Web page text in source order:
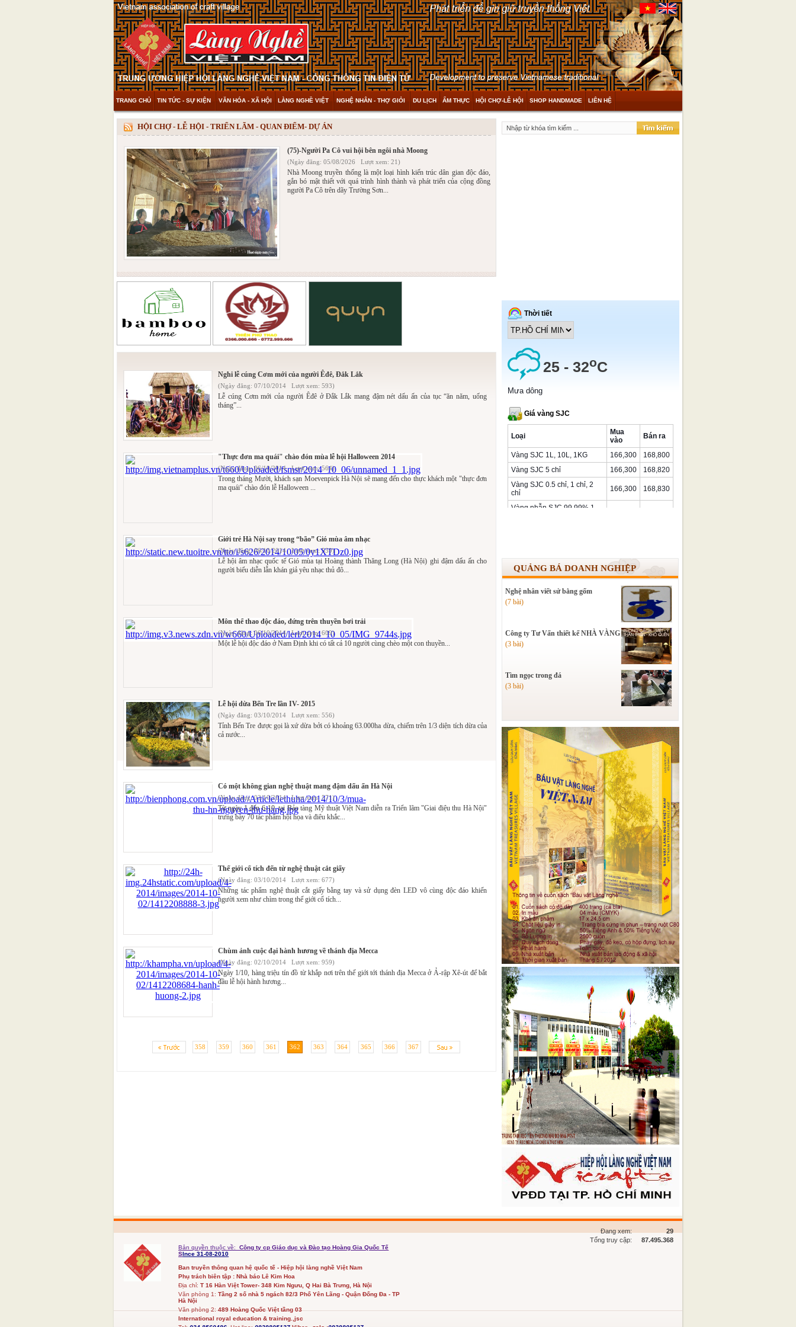
TRANG CHỦ TIN TỨC - SỰ KIỆN VĂN HÓA - XÃ HỘI LÀNG NGHỀ VIỆT NGHỆ NHÂN - THỢ GIỎI DU LỊCH ẨM THỰC HỘI CHỢ-LỄ HỘI SHOP HANDMADE LIÊN HỆ
THAM KHẢO & KHÁM PHÁ VIDEO
HỘI CHỢ - LỄ HỘI - TRIỂN LÃM - QUAN ĐIỂM- DỰ ÁN
(75)-Người Pa Cô vui hội bên ngôi nhà Moong
(Ngày đăng: 05/08/2026 Lượt xem: 21)
Nhà Moong truyền thống là một loại hình kiến trúc dân gian độc đáo,
gắn bó mật thiết với quá trình hình thành và phát triển của cộng đồng
người Pa Cô trên dãy Trường Sơn...
Nghi lễ cúng Cơm mới của người Êđê, Đắk Lắk
(Ngày đăng: 07/10/2014 Lượt xem: 593)
Lễ cúng Cơm mới của người Êđê ở Đắk Lắk mang đậm nét dấu ấn của tục “ăn năm, uống
tháng”...
"Thực đơn ma quái" chào đón mùa lễ hội Halloween 2014
(Ngày đăng: 06/10/2014 Lượt xem: 564)
Trong tháng Mười, khách sạn Moevenpick Hà Nội sẽ mang đến cho thực khách một "thực đơn
ma quái" chào đón lễ Halloween ...
Giới trẻ Hà Nội say trong “bão” Gió mùa âm nhạc
(Ngày đăng: 06/10/2014 Lượt xem: 559)
Lễ hội âm nhạc quốc tế Gió mùa tại Hoàng thành Thăng Long (Hà Nội) ghi đậm dấu ấn cho
người biểu diễn lẫn khán giả yêu nhạc thủ đô...
Môn thể thao độc đáo, đứng trên thuyền bơi trải
(Ngày đăng: 06/10/2014 Lượt xem: 609)
Một lễ hội độc đáo ở Nam Định khi có tất cả 10 người cùng chèo một con thuyền...
Lễ hội dừa Bến Tre lần IV- 2015
(Ngày đăng: 03/10/2014 Lượt xem: 556)
Tỉnh Bến Tre được gọi là xứ dừa bởi có khoảng 63.000ha dừa, chiếm trên 1/3 diện tích dừa của
cả nước...
Có một không gian nghệ thuật mang đậm dấu ấn Hà Nội
(Ngày đăng: 03/10/2014 Lượt xem: 571)
Từ ngày 1 đến 6-10, tại Bảo tàng Mỹ thuật Việt Nam diễn ra Triển lãm "Giai điệu thu Hà Nội"
trưng bày 70 tác phẩm hội họa và điêu khắc...
Thế giới cổ tích đến từ nghệ thuật cắt giấy
(Ngày đăng: 03/10/2014 Lượt xem: 677)
Những tác phẩm nghệ thuật cắt giấy bằng tay và sử dụng đèn LED vô cùng độc đáo khiến
người xem như chìm trong thế giới cổ tích...
Chùm ảnh cuộc đại hành hương về thánh địa Mecca
(Ngày đăng: 02/10/2014 Lượt xem: 959)
Ngày 1/10, hàng triệu tín đồ từ khắp nơi trên thế giới tới thánh địa Mecca ở Ả-rập Xê-út để bắt
đầu lễ hội hành hương...
358 359 360 361 362 363 364 365 366 367
QUẢNG BÁ DOANH NGHIỆP
Nghệ nhân viết sử bằng gốm
(7 bài)
Công ty Tư Vấn thiết kế NHÀ VÀNG
(3 bài)
Tìm ngọc trong đá
(3 bài)
Bản quyền thuộc về:
Công ty cp Giáo dục và Đào tạo Hoàng Gia Quốc Tế
SInce 31-08-2010
Ban truyền thông quan hệ quốc tế - Hiệp hội làng nghề Việt Nam
Phụ trách biên tập : Nhà báo Lê Kim Hoa
Địa chỉ: T 16 Hàn Việt Tower- 348 Kim Ngưu, Q Hai Bà Trưng, Hà Nội
Văn phòng 1:Tầng 2 số nhà 5 ngách 82/3 Phố Yên Lãng - Quận Đống Đa - TP
Hà Nội
Văn phòng 2:489 Hoàng Quốc Việt tầng 03
International royal education & training.,jsc
29
Đang xem:
87.495.368
Tổng truy cập: